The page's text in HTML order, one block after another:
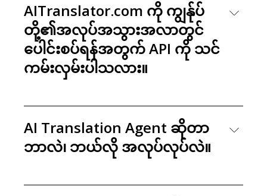
AITranslator.com ကို ကျွန်ုပ်
တို့၏အလုပ်အသွားအလာတွင်
ပေါင်းစပ်ရန်အတွက် API ကို သင်
ကမ်းလှမ်းပါသလား။
AI Translation Agent ဆိုတာ
ဘာလဲ၊ ဘယ်လို အလုပ်လုပ်လဲ။